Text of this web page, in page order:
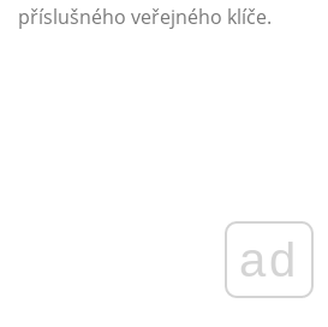
příslušného veřejného klíče.
ad